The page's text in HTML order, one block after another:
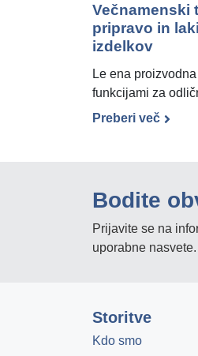
Večnamenski
pripravo in
izdelkov
Le ena
funkcijami za
Preberi več
Bodite
Prijavite se na
uporabne nasvete.
Storitve
Kdo smo